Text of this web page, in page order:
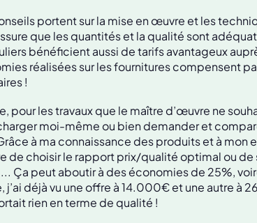
portent sur la mise en œuvre et les
que les quantités et la qualité sont
bénéficient aussi de tarifs avantageux
réalisées sur les fournitures compensent
!
pour les travaux que le maître d’œuvre ne
moi-même ou bien demander et
à ma connaissance des produits et à mon
de choisir le rapport prix/qualité optimal ou
Ça peut aboutir à des économies de 25%,
j’ai déjà vu une offre à 14.000€ et une autre à
rien en terme de qualité !